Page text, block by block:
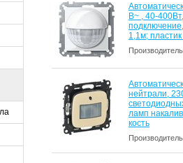
В~ , 40-
1,1м;
нейтрали,
ламп
кость